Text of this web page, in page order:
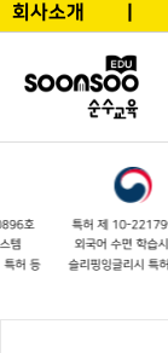
회사소개
특허 제 10-2217990호
외국어 수면 학습시스템
슬리핑잉글리시 특허 등록